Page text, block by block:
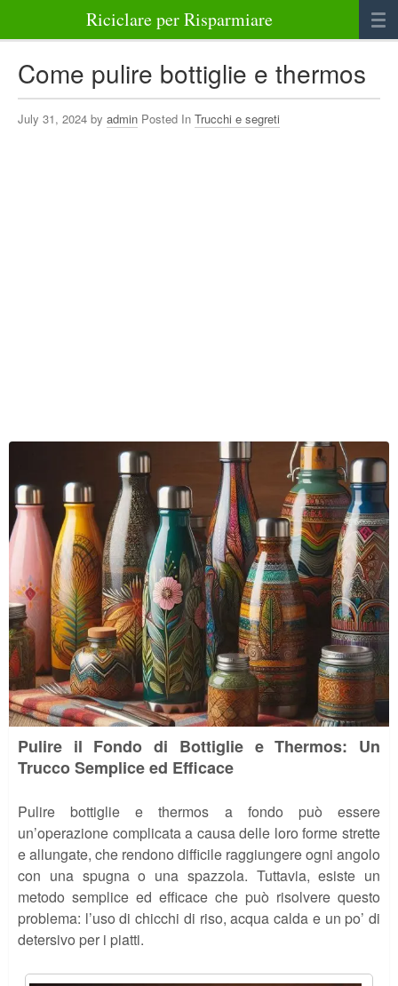
Riciclare per Risparmiare
Bellezza Benessere e Salute
Come pulire bottiglie e thermos
July 31, 2024 by admin Posted In Trucchi e segreti
Pulire il Fondo di Bottiglie e Thermos: Un
Trucco Semplice ed Efficace
Pulire bottiglie e thermos a fondo può essere
un’operazione complicata a causa delle loro forme strette
e allungate, che rendono difficile raggiungere ogni angolo
con una spugna o una spazzola. Tuttavia, esiste un
metodo semplice ed efficace che può risolvere questo
problema: l’uso di chicchi di riso, acqua calda e un po’ di
detersivo per i piatti.